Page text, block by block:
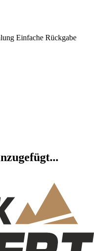
Einfache Rückgabe